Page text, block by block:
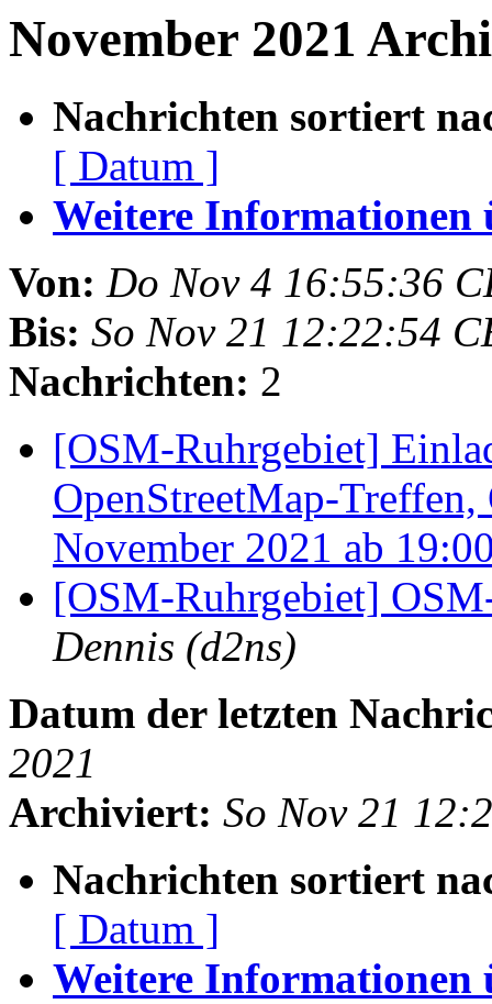
November 2021
Nachrichten sortiert
[ Datum ]
Weitere Informationen
Von: Do Nov 4 16:55:36
Bis: So Nov 21 12:22:54
Nachrichten: 2
[OSM-Ruhrgebiet]
OpenStreetMap-
November 2021 ab
[OSM-Ruhrgebiet]
Dennis (d2ns)
Datum der letzten
2021
Archiviert: So Nov 21
Nachrichten sortiert
[ Datum ]
Weitere Informationen